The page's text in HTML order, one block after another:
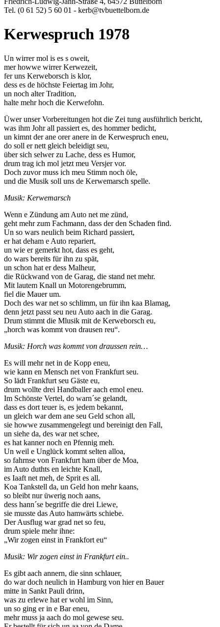
Tel. (0 61 52) 5 60 01 - kerb@tvbuettelborn.de
Kerwespruch 1978
Un wirrer mol is es s oweit,
mer howwe wirrer Kerwezeit,
fer uns Kerweborsch is klor,
dess es de höchste Feiertag im Johr,
un noch alter Tradition,
halte mehr hoch die Kerwefohn.
Üwer unser Vorbereitungen hot die Zei tung ausführlich bericht,
was ihm Johr all passiert es, des hommer bedicht,
un kimnt der ane orer anere in de Kerwespruch eneu,
do soll er nett gleich beleidigt seu,
über sich selwer zu Lache, dess es Humor,
drum trag ich mol jetzt meu Versjer vor.
Doch zuvor muss ich meu Stimm noch öle,
und die Musik soll uns de Kerwemarsch spelle.
Musik: Kerwemarsch
Wenn e Zündung am Auto net me zünd,
geht mehr zum Fachmann, dass der den Schaden find.
Un so wars neulich beim Richard passiert,
er hat deham e Auto repariert,
un wie er gemerkt hot, dass es geht,
do wars bereits für ihn zu spät,
un schon hat er dess Malheur,
die Rückwand von de Garag, die stand net mehr.
Mit lautem Knall un Motorengebrumm,
fiel die Mauer um.
Doch des war net so schlimm, un für ihn kaa Blamag,
denn jetzt passt seu neu Auto aach in die Garag.
Drum stimmt die Mlusik mit de Kerweborsch eu,
„horch was kommt von drausen reu“.
Musik: Horch was kommt von draussen rein…
Es will mehr net in de Kopp eneu,
wie kann en Mensch net von Frankfurt seu.
So lädt Frankfurt seu Gäste eu,
drum wollte drei Handballer aach emol eneu.
Im Schönste Vertel, do warn´se gelandt,
dass es dort teuer is, es jedem bekannt,
un gleich war dem ane seu Geld schon all,
sie howwe zusammengelegt und bereinigt den Fall,
un siehe da, des war net schee,
es hat kanner noch en Pfennig meh.
Un weil e Unglück kommt selten alloa,
so fahrnse von Frankfurt ham über de Moa,
im Auto duthts en leichte Knall,
es Iaaft net meh, de Sprit es all.
Koa Tankstell da, un Geld hon mehr kaans,
so bleibt nur üwerig noch aans,
dess hann´se begriffe die drei Liewe,
sie musste das Auto hamwärts schiebe.
Der Ausflug war grad net so feu,
drum spiele mehr ihne:
„Wir zogen einst in Frankfort eu“
Musik: Wir zogen einst in Frankfurt ein..
Es gibt aach annern, die sinn schlauer,
do war doch neulich in Hamburg von hier en Bauer
mitte in Sankt Pauli drinn,
was zu erlewe hat er wohl im Sinn,
un so ging er in e Bar eneu,
mehr muss ja aach do mol gewese seu.